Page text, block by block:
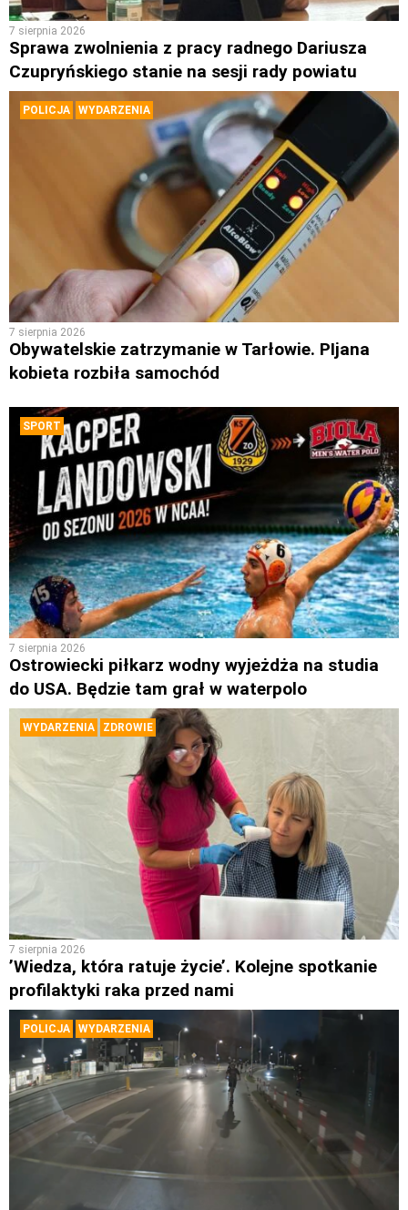
7 sierpnia 2026
Sprawa zwolnienia z pracy radnego Dariusza
Czupryńskiego stanie na sesji rady powiatu
POLICJA WYDARZENIA
7 sierpnia 2026
Obywatelskie zatrzymanie w Tarłowie. PIjana
kobieta rozbiła samochód
SPORT
7 sierpnia 2026
Ostrowiecki piłkarz wodny wyjeżdża na studia
do USA. Będzie tam grał w waterpolo
WYDARZENIA ZDROWIE
7 sierpnia 2026
’Wiedza, która ratuje życie’. Kolejne spotkanie
profilaktyki raka przed nami
POLICJA WYDARZENIA